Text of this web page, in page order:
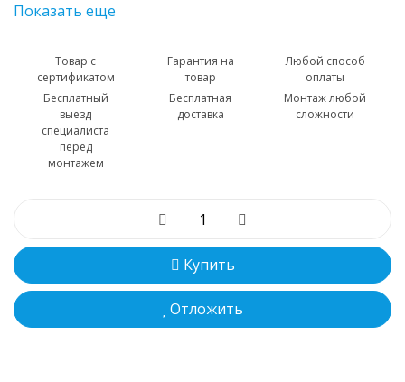
Показать еще
Товар с
сертификатом
Гарантия на
товар
Любой способ
оплаты
Бесплатный
выезд
специалиста
перед
монтажем
Бесплатная
доставка
Монтаж любой
сложности
Купить
Отложить